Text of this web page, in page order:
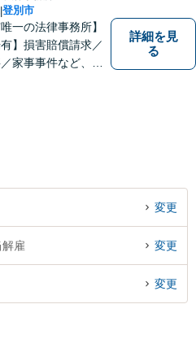
|登別市
唯一の法律事務所】
有】損害賠償請求／
家事事件など、幅
詳細を見
る
変更
雇 変更
変更